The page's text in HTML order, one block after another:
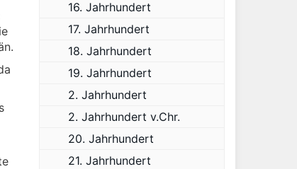
16. Jahrhundert
17. Jahrhundert
18. Jahrhundert
19. Jahrhundert
2. Jahrhundert
2. Jahrhundert v.Chr.
20. Jahrhundert
21. Jahrhundert